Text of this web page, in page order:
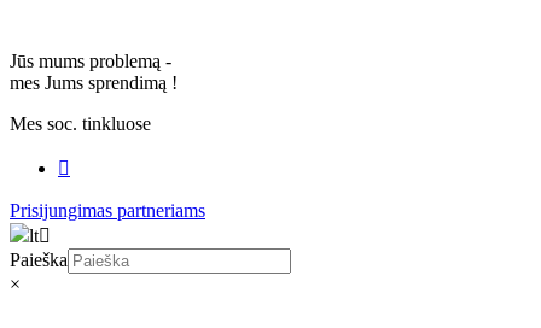
Jūs mums problemą -
mes Jums sprendimą !
Mes soc. tinkluose
Prisijungimas partneriams
lt
Paieška
×